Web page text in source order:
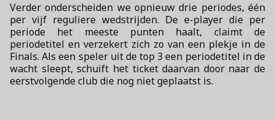
Verder onderscheiden we opnieuw drie periodes, één
per vijf reguliere wedstrijden. De e-player die per
periode het meeste punten haalt, claimt de
periodetitel en verzekert zich zo van een plekje in de
Finals. Als een speler uit de top 3 een periodetitel in de
wacht sleept, schuift het ticket daarvan door naar de
eerstvolgende club die nog niet geplaatst is.